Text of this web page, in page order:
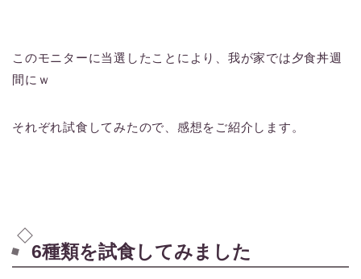
このモニターに当選したことにより、我が家では夕食丼週
間にｗ
それぞれ試食してみたので、感想をご紹介します。
6種類を試食してみました